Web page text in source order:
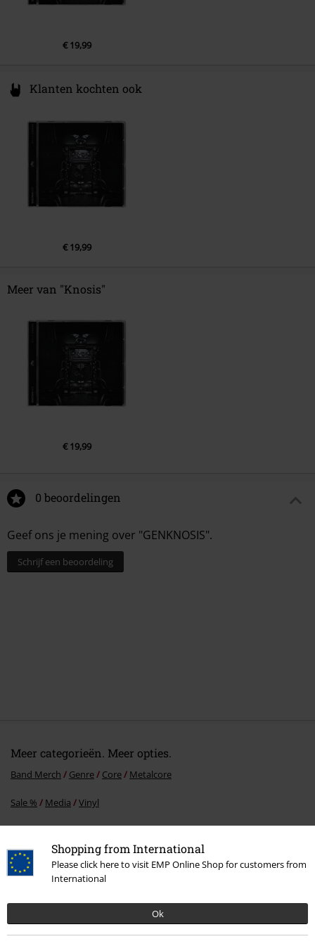
Shopping from International
Please click here to visit EMP Online Shop for customers from
International
Ok
KURUIBI
DOKUNUMA
10.
ANGETSU
€ 19,99
Klanten kochten ook
€ 19,99
Meer van "Knosis"
€ 19,99
0 beoordelingen
Geef ons je mening over "GENKNOSIS".
Schrijf een beoordeling
Meer categorieën. Meer opties.
Band Merch Genre Core Metalcore
Sale % Media Vinyl
E-mailnieuwsbrief
Meld je aan en ontvang een code voor 15%
korting!Meer info